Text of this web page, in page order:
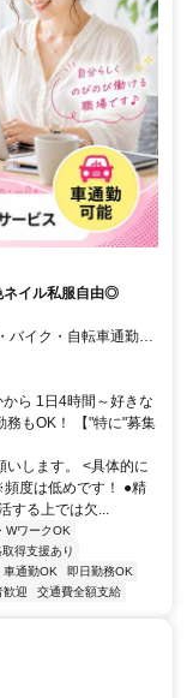
ネイル私服自由◎
イク・自転車通勤可
ら 1日4時間～好きな
務もOK！ 【"特に"募集
します。 <具体的に
度は低めです！ ●精
する上では欠...
WワークOK
取得支援あり
車通勤OK
即日勤務OK
歓迎 交通費全額支給